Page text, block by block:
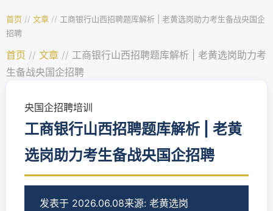
首页 // 文章 // 工商银行山西招聘题库解析 | 老黄选岗助力考生备战央国企
招聘
首页 // 文章 // 工商银行山西招聘题库解析 | 老黄选岗助力考
生备战央国企招聘
央国企招聘培训
工商银行山西招聘题库解析 | 老黄
选岗助力考生备战央国企招聘
发表于 2026.06.08来源: 老黄选岗